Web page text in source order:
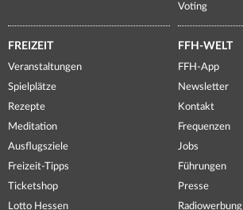
Voting
FREIZEIT
Veranstaltungen
Spielplätze
Rezepte
Meditation
Ausflugsziele
Freizeit-Tipps
Ticketshop
Lotto Hessen
FFH-WELT
FFH-App
Newsletter
Kontakt
Frequenzen
Jobs
Führungen
Presse
Radiowerbung